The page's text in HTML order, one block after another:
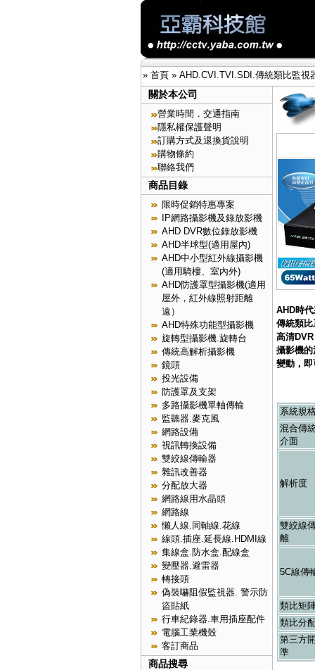
» 首頁» AHD.CVI.TVI.SDI.傳統類比監視
關於本公司
營業時間．交通指南
隱私權保護聲明
訂購方式及退換貨說明
購物條約
聯絡我們
商品目錄
限時促銷特惠專案
IP網路攝影機及錄放影機
AHD DVR數位錄放影機
AHD半球型(適用屋內)
AHD中小型紅外線攝影機
(適用騎樓、室內外)
AHD防護罩型攝影機(適用
屋外，紅外線照射距離
遠）
AHD特殊功能型攝影機
旋轉型攝影機.旋轉台
傳統高解析攝影機
鏡頭
投光設備
防護罩及支架
多路攝影機單軸傳輸
監聽器.麥克風
網路設備
視訊轉換設備
雙絞線傳輸器
雜訊改善器
分配放大器
網路線用水晶頭
網路線
懶人線.同軸線.花線
線頭.插座.延長線.HDMI線
集線盒.防水盒.配線盒
變壓器.避雷器
轉接頭
偽裝嚇阻假監視器. 警示防
盜貼紙
行車紀錄器.車用插座配件
電腦工業機殼
客訂商品
商品搜尋
AHD時
傳統類
高清
攝影機
變動，
系統規
混合傳
介面
解析度
雙絞線
離
5C線傳
類比矩
類比分
第三方
準